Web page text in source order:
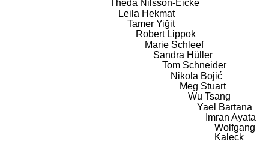
Theda Nilsson-Eicke
Leila Hekmat
Tamer Yiğit
Robert Lippok
Marie Schleef
Sandra Hüller
Tom Schneider
Nikola Bojić
Meg Stuart
Wu Tsang
Yael Bartana
Imran Ayata
Wolfgang
Kaleck